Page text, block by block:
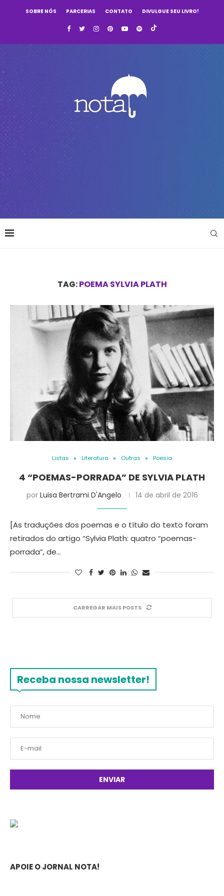
SOBRE NÓS PARCERIAS CONTATO DIVULGUE SEU LIVRO!
TAG:POEMA SYLVIA PLATH
Listas Literatura Outras Poesia
4 “POEMAS-PORRADA” DE SYLVIA PLATH
por Luisa Bertrami D'Angelo 14 de abril de 2016
[As traduções dos poemas e o título do texto foram
retirados do artigo “Sylvia Plath: quatro “poemas-
porrada”, de…
CARREGAR MAIS POSTS
Receba nossa newsletter!
APOIE O JORNAL NOTA!